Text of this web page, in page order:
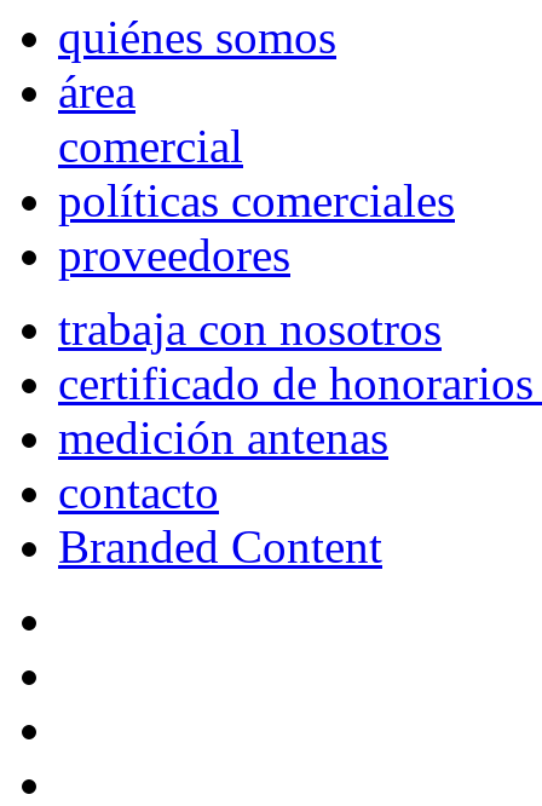
quiénes somos
área
comercial
políticas comerciales
proveedores
trabaja con nosotros
certificado de
medición antenas
contacto
Branded Content